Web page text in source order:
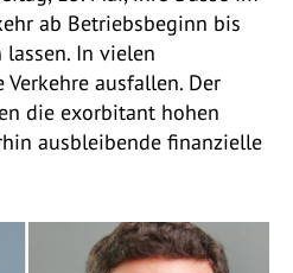
ab Betriebsbeginn bis
In vielen
ausfallen. Der
die exorbitant hohen
ausbleibende finanzielle